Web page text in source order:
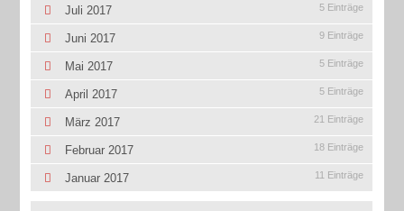
Juli 2017 5 Einträge
Juni 2017 9 Einträge
Mai 2017 5 Einträge
April 2017 5 Einträge
März 2017 21 Einträge
Februar 2017 18 Einträge
Januar 2017 11 Einträge